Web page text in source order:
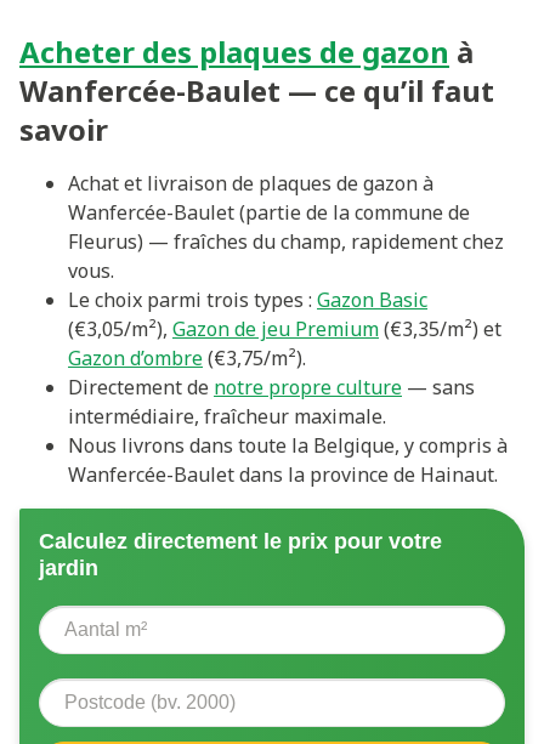
Acheter des plaques de gazon à
Wanfercée-Baulet — ce qu’il faut
savoir
Achat et livraison de plaques de gazon à
Wanfercée-Baulet (partie de la commune de
Fleurus) — fraîches du champ, rapidement chez
vous.
Le choix parmi trois types : Gazon Basic
(€3,05/m²), Gazon de jeu Premium(€3,35/m²) et
Gazon d’ombre(€3,75/m²).
Directement de notre propre culture — sans
intermédiaire, fraîcheur maximale.
Nous livrons dans toute la Belgique, y compris à
Wanfercée-Baulet dans la province de Hainaut.
Calculez directement le prix pour votre
jardin